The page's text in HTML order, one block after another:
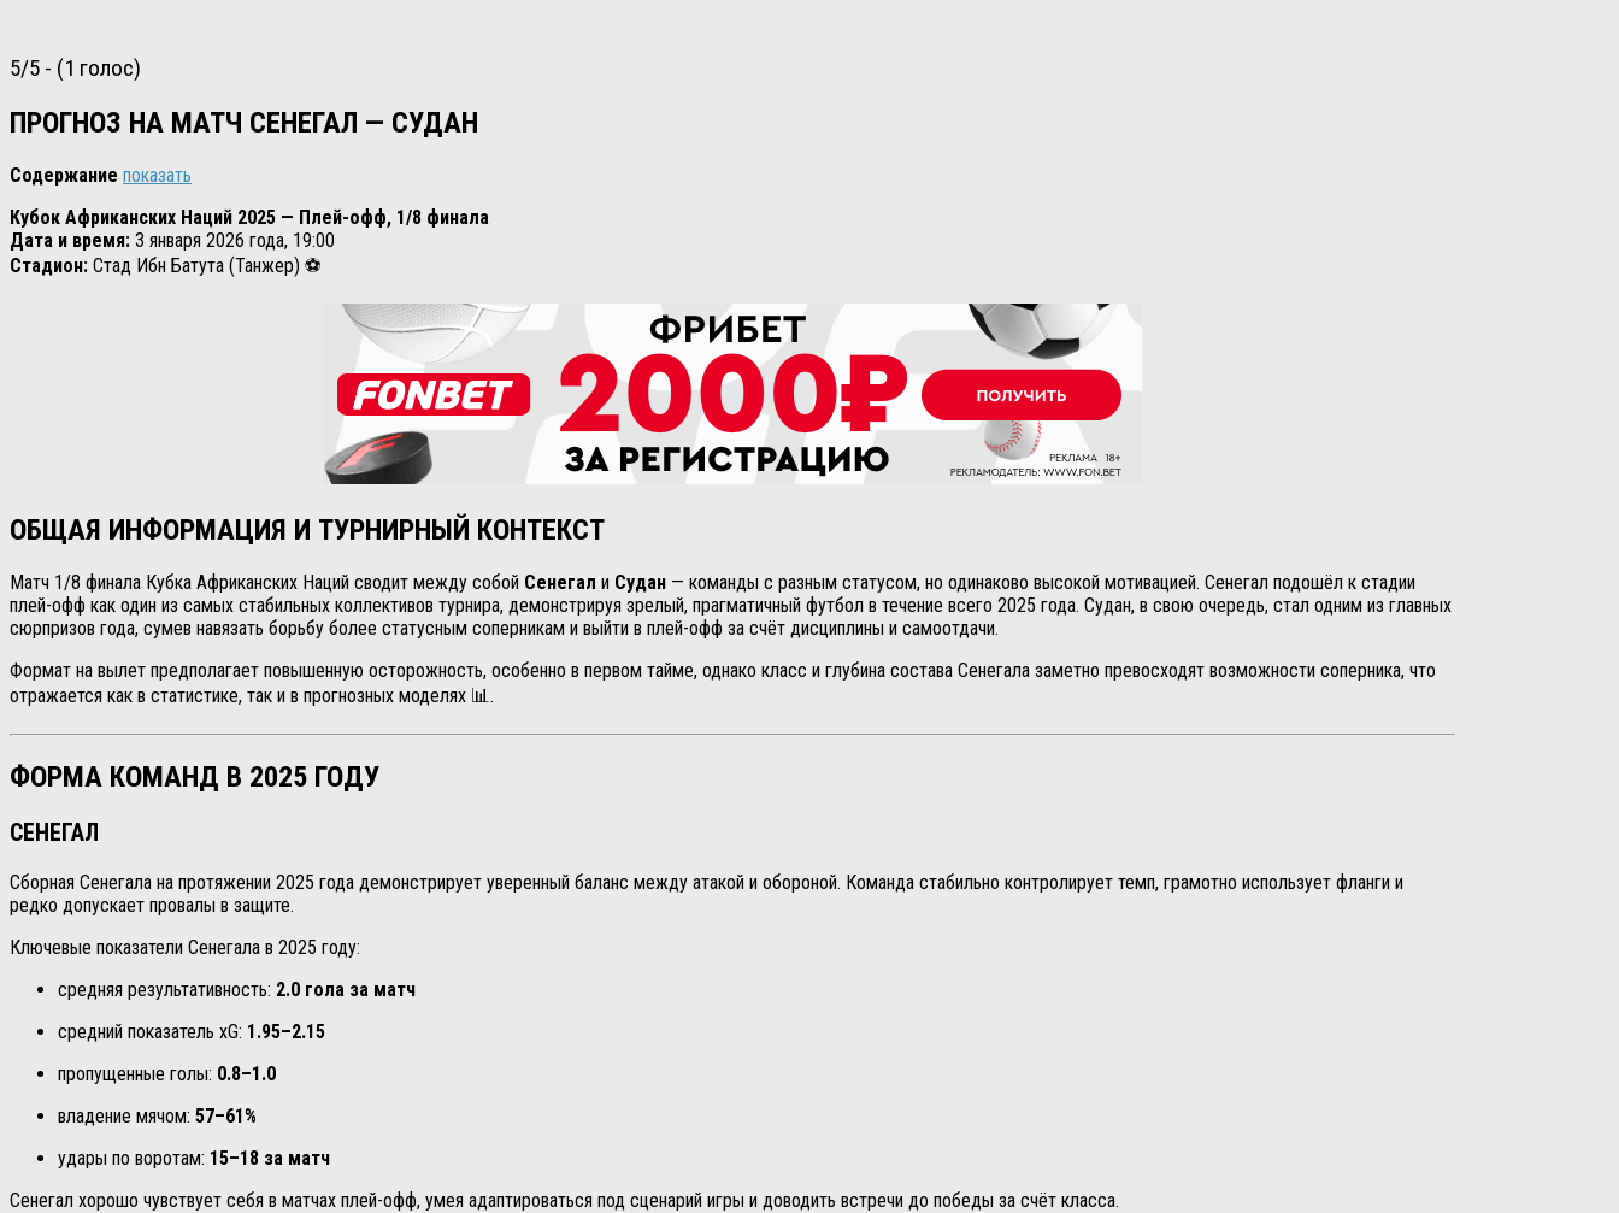
5/5 - (1 голос)
ПРОГНОЗ НА МАТЧ СЕНЕГАЛ — СУДАН
Содержание показать
Кубок Африканских Наций 2025 — Плей-офф, 1/8 финала
Дата и время: 3 января 2026 года, 19:00
Стадион: Стад Ибн Батута (Танжер) ⚽
ОБЩАЯ ИНФОРМАЦИЯ И ТУРНИРНЫЙ КОНТЕКСТ
Матч 1/8 финала Кубка Африканских Наций сводит между собой Сенегал и Судан — команды с разным статусом, но одинаково высокой мотивацией. Сенегал подошёл к стадии
плей-офф как один из самых стабильных коллективов турнира, демонстрируя зрелый, прагматичный футбол в течение всего 2025 года. Судан, в свою очередь, стал одним из главных
сюрпризов года, сумев навязать борьбу более статусным соперникам и выйти в плей-офф за счёт дисциплины и самоотдачи.
Формат на вылет предполагает повышенную осторожность, особенно в первом тайме, однако класс и глубина состава Сенегала заметно превосходят возможности соперника, что
отражается как в статистике, так и в прогнозных моделях 📊.
ФОРМА КОМАНД В 2025 ГОДУ
СЕНЕГАЛ
Сборная Сенегала на протяжении 2025 года демонстрирует уверенный баланс между атакой и обороной. Команда стабильно контролирует темп, грамотно использует фланги и
редко допускает провалы в защите.
Ключевые показатели Сенегала в 2025 году:
средняя результативность: 2.0 гола за матч
средний показатель xG: 1.95–2.15
пропущенные голы: 0.8–1.0
владение мячом: 57–61%
удары по воротам: 15–18 за матч
Сенегал хорошо чувствует себя в матчах плей-офф, умея адаптироваться под сценарий игры и доводить встречи до победы за счёт класса.